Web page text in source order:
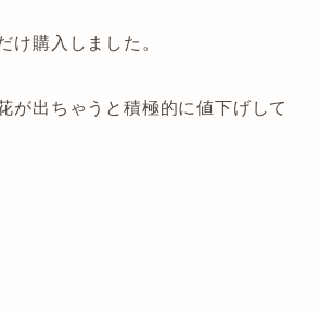
け購入しました。
が出ちゃうと積極的に値下げして